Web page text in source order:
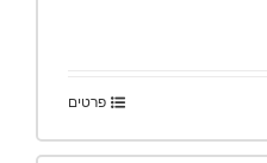
פרטים